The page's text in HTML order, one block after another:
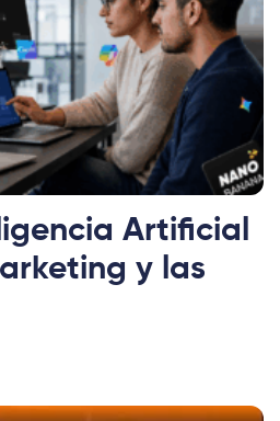
Artificial
y las